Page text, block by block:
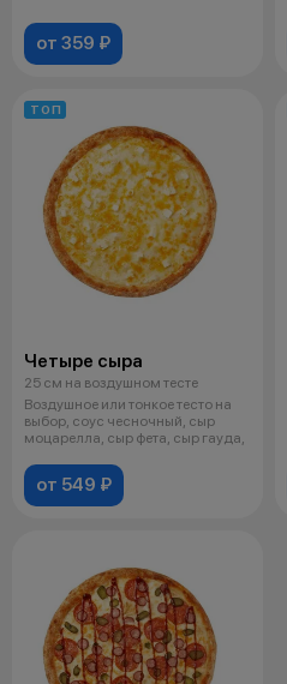
от 359 ₽
ТОП
Четыре сыра
25 см на воздушном тесте
Воздушное или тонкое тесто на
выбор, соус чесночный, сыр
моцарелла, сыр фета, сыр гауда,
от 549 ₽